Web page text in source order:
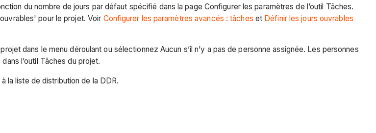
du nombre de jours par défaut spécifié dans la page Configurer les paramètres de l’outil Tâches.
pour le projet. Voir Configurer les paramètres avancés : tâches et Définir les jours ouvrables
dans le menu déroulant ou sélectionnez Aucun s’il n’y a pas de personne assignée. Les personnes
l’outil Tâches du projet.
la liste de distribution de la DDR.